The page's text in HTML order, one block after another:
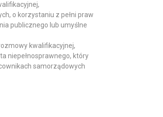
o korzystaniu z pełni praw
publicznego lub umyślne
kwalifikacyjnej,
niepełnosprawnego, który
samorządowych